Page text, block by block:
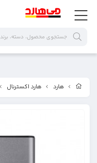
هارد هارد اکسترنال